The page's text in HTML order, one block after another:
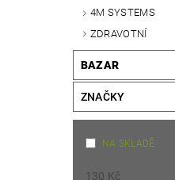
4M SYSTEMS
ZDRAVOTNÍ
BAZAR
ZNAČKY
NA SKLADĚ
130 Kč